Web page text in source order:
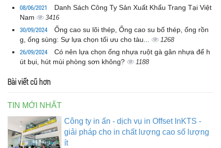
08/06/2021
Danh Sách Công Ty Sản Xuất Khẩu Trang Tại Việt
Nam
3416
30/09/2024
Ống cao su lõi thép, Ống cao su bố thép, ống rồn
g, ống sùng: Sự lựa chọn tối ưu cho tàu...
1268
26/09/2024
Có nên lựa chọn ống nhựa ruột gà gân nhựa để h
út bụi, hút mùi phòng sơn không?
1188
Bài viết cũ hơn
TIN MỚI NHẤT
Công ty in ấn - dịch vụ in Offset InKTS -
giải pháp cho in chất lượng cao số lượng
ít